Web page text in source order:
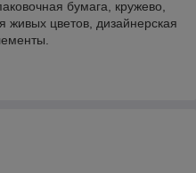
бумага, кружево,
живых цветов, дизайнерская